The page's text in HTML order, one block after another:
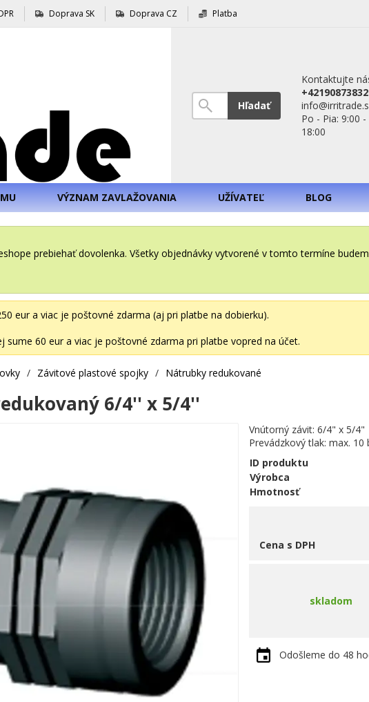
Doprava SK Doprava CZ Platba
Hľadať
Kontaktujte
Po - Pia: 9:00 -
18:00
VÝZNAM ZAVLAŽOVANIA UŽÍVATEĽ BLOG
prebiehať dovolenka. Všetky objednávky vytvorené v tomto termíne
eur a viac je poštovné zdarma (aj pri platbe na dobierku).
60 eur a viac je poštovné zdarma pri platbe vopred na účet.
/ Závitové plastové spojky / Nátrubky redukované
6/4'' x 5/4''
Vnútorný závit: 6/4" x 5/4"
Prevádzkový tlak: max. 10
ID produktu
Výrobca
Hmotnosť
Cena s DPH
skladom
Odošleme do 48